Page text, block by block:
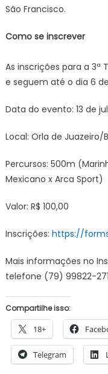
São Francisco.
Como se inscrever
As inscrições para a 3ª
e seguem até o dia 6
Data do evento: 13 de
Local: Orla de Juazeiro/
Percursos: 500m
Mexicano x Arca Sport)
Valor: R$ 100,00
Inscrições: https://
Mais informações no
telefone (79) 99822-
Compartilhe isso:
18+
Telegram